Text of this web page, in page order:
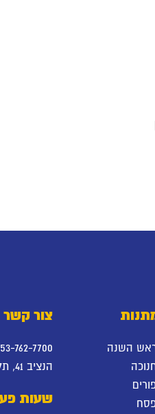
השנה
צור קשר
762-7700
הנציב 41, תל אביב
שעות